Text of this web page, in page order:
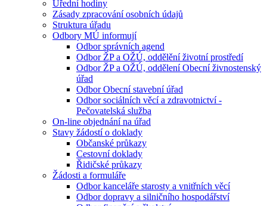
Úřední hodiny
Zásady zpracování osobních údajů
Struktura úřadu
Odbory MÚ informují
Odbor správních agend
Odbor ŽP a OŽÚ, oddělění životní prostředí
Odbor ŽP a OŽÚ, oddělení Obecní živnostenský
úřad
Odbor Obecní stavební úřad
Odbor sociálních věcí a zdravotnictví -
Pečovatelská služba
On-line objednání na úřad
Stavy žádostí o doklady
Občanské průkazy
Cestovní doklady
Řidičské průkazy
Žádosti a formuláře
Odbor kanceláře starosty a vnitřních věcí
Odbor dopravy a silničního hospodářství